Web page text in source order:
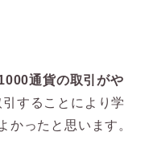
通貨の取引がや
することにより学
かったと思います。